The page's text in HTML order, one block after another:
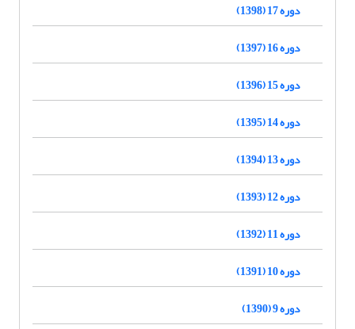
دوره 17 (1398)
دوره 16 (1397)
دوره 15 (1396)
دوره 14 (1395)
دوره 13 (1394)
دوره 12 (1393)
دوره 11 (1392)
دوره 10 (1391)
دوره 9 (1390)